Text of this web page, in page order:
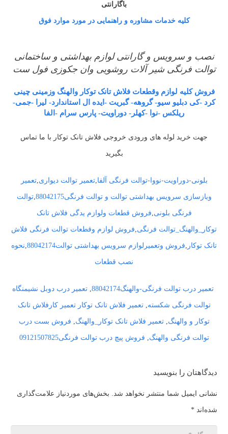
باگارانتی
کلیه خدمات مشاوره و راهنمایی در مورد موارد فوق
نصب و سرویس و گارانتی لوازم بهداشتی و ساختمانی
توالت فرنگی شیر آلات روشویی وان جکوزی فول ست
فروش کلیه لوازم وقطعات فلاش تانک توکار والهنگ وزمینی چینی
کرد -کی دبلیو سیو- گروهه- گبریت -ایده ال استاندارد- لیرا -جمی-
ریلکس -نوا -کهلر- دوراویت- پارس سرام -الفا
جهت خرید لوله های ورودی خروجی فلاش تانک توکار با ما تماس
بگیرید
بلونی-دوراویت-نووا-توالت فرنگی آلفا,تعمیر توالت دیواری,تعمیر
وبازسازی سرویس بهداشتی توالت و توالت فرنگی88042175 ,توالت
فرنگی بلونی,فروش قطعات ولوازم یدگی فلاش تانک
توکار_والهنگ_توالت فرنگی,فروش لوازم وقطعات توالت فرنگی فلاش
تانک توکار ,فروش وتعمیرلوازم سرویس بهداشتی توالت88042174 ,نحوه
نصب قطعات
تعمیر درب توالت فرنگی-والهنگ88042174 , تعمیر درب دوبل نشیمنگاه
توالت فرنگی شکسته,تعمیر فلاش تانک توکار تعمیر کارفلاش تانک
توکار و والهنگ,تعمیر فلاش تانک توکار_والهنگ, فروش بست درب
توالت فرنگی والهنگ, فروش پیچ درب توالت فرنگی09121507825
دیدگاهتان را بنویسید
نشانی ایمیل شما منتشر نخواهد شد. بخش‌های موردنیاز علامت‌گذاری
شده‌اند *